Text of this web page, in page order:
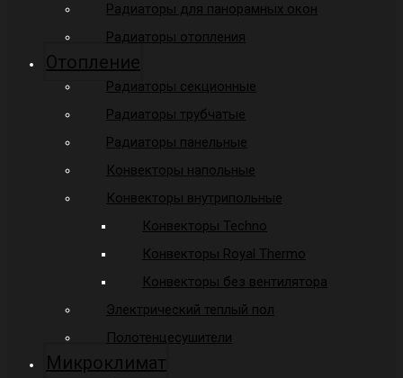
Радиаторы для панорамных окон
Радиаторы отопления
Отопление
Радиаторы секционные
Радиаторы трубчатые
Радиаторы панельные
Конвекторы напольные
Конвекторы внутрипольные
Конвекторы Techno
Конвекторы Royal Thermo
Конвекторы без вентилятора
Электрический теплый пол
Полотенцесушители
Микроклимат